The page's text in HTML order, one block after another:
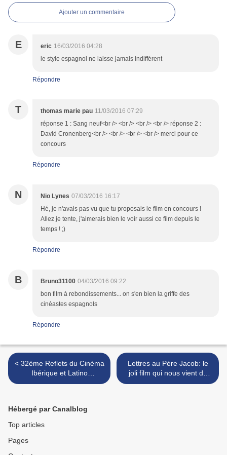
Ajouter un commentaire
E eric 16/03/2016 04:28
le style espagnol ne laisse jamais indifférent
Répondre
T thomas marie pau 11/03/2016 07:29
réponse 1 : Sang neuf<br /> <br /> <br /> <br /> réponse 2 :
David Cronenberg<br /> <br /> <br /> <br /> merci pour ce
concours
Répondre
N Nio Lynes 07/03/2016 16:17
Hé, je n'avais pas vu que tu proposais le film en concours !
Allez je tente, j'aimerais bien le voir aussi ce film depuis le
temps ! ;)
Répondre
B Bruno31100 04/03/2016 09:22
bon film à rebondissements... on s'en bien la griffe des
cinéastes espagnols
Répondre
< 32ème Reflets du Cinéma
Ibérique et Latino
Américain: un très beau
Lettres au Père Jacob: le
joli film qui nous vient de
Finlande >
Hébergé par Canalblog
Top articles
Pages